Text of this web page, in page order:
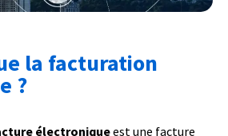
la facturation
?
électroniqueest une facture